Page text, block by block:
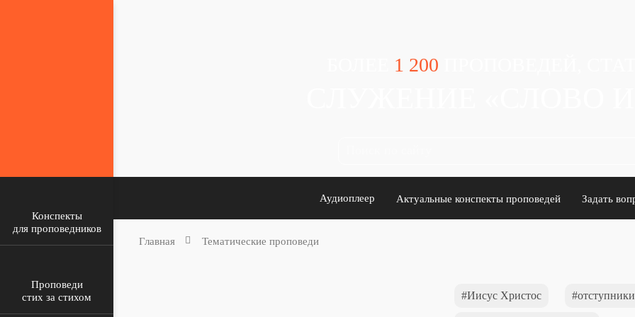
1 200
Аудиоплеер Актуальные конспекты проповедей Задать
Конспекты
для проповедников
Проповеди
стих за стихом
Главная Тематические проповеди
Иисус Христос отступники